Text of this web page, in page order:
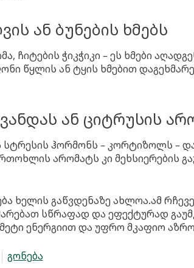
ან ბუნების ხმებს
ჩიტების ჭიკჭიკი – ეს ხმები
წყლის ან ტყის ხმებით
ან ციტრუსის
ჰორმონს – კორტიზოლს – და
არომატს კი მეხსიერების
ხელის გაწვდენაზე ახლოა.ამ
სწრაფად და ეფექტურად
ენერგიით და უფრო მკაფიო
გონება